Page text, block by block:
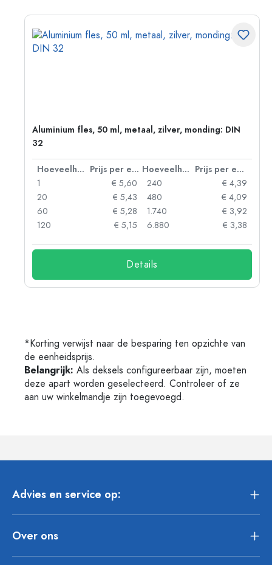
Aluminium fles, 50 ml, metaal, zilver, monding: DIN
32
Hoeveelheid Prijs per eenheid Hoeveelheid
Prijs per eenheid
1
€ 5,60
20
€ 5,43
60
€ 5,28
120
€ 5,15
240
€ 4,39
480
€ 4,09
1.740
€ 3,92
6.880
€ 3,38
Details
*Korting verwijst naar de besparing ten opzichte van
de eenheidsprijs.
Belangrijk: Als deksels configureerbaar zijn, moeten
deze apart worden geselecteerd. Controleer of ze
aan uw winkelmandje zijn toegevoegd.
Advies en service op:
Over ons